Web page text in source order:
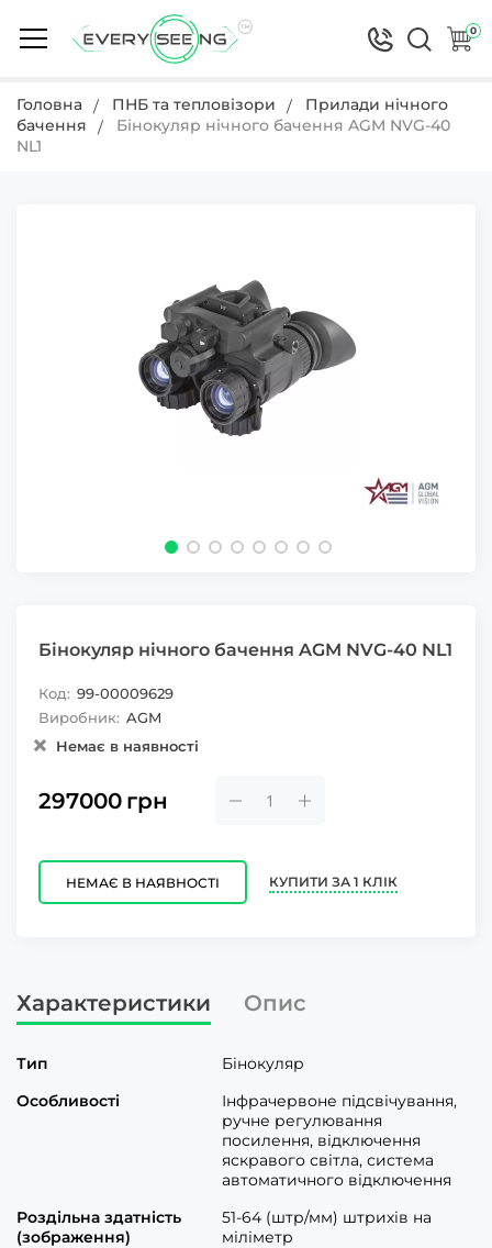
0
Головна ПНБ та тепловізори
Прилади нічного
бачення
Бінокуляр нічного бачення AGM NVG-40
NL1
Бінокуляр нічного бачення AGM NVG-40 NL1
Код: 99-00009629
Виробник: AGM
Немає в наявності
297000 грн
НЕМАЄ В НАЯВНОСТІ КУПИТИ ЗА 1 КЛІК
Характеристики Опис
Тип
Бінокуляр
Особливості
Інфрачервоне підсвічування,
ручне регулювання
посилення, відключення
яскравого світла, система
автоматичного відключення
Роздільна здатність
(зображення)
51-64 (штр/мм) штрихів на
міліметр